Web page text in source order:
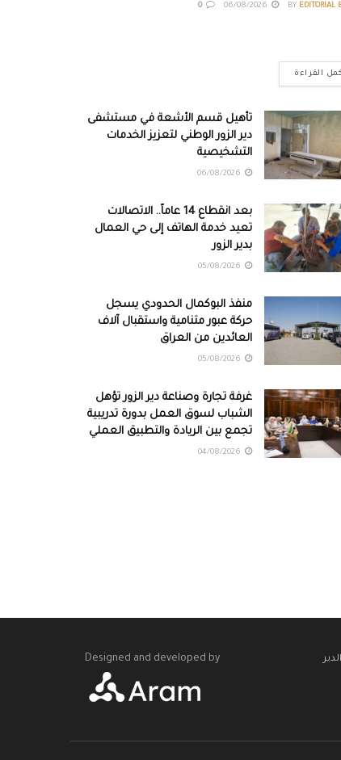
BY EDITORIAL
0
القراءة
تأهيل قسم الأشعة في مستشفى
دير الزور الوطني لتعزيز الخدمات
التشخيصية
بعد انقطاع 14 عاماً.. الاتصالات
تعيد خدمة الهاتف إلى حي العمال
بدير الزور
منفذ البوكمال الحدودي يسجل
حركة عبور متنامية واستقبال آلاف
العائدين من العراق
غرفة تجارة وصناعة دير الزور تؤهل
الشباب لسوق العمل بدورة تدريبية
تجمع بين الريادة والتطبيق العملي
Designed and developed by